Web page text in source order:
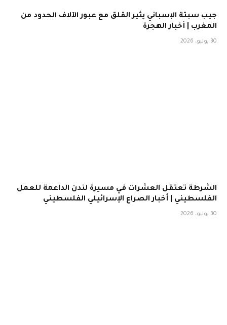
جيب سبتة الإسباني يثير القلق مع عبور الآلاف الحدود من
المغرب | أخبار الهجرة
30 يوليو، 2026
الشرطة تعتقل العشرات في مسيرة لندن الداعمة للعمل
الفلسطيني | أخبار الصراع الإسرائيلي الفلسطيني
30 يوليو، 2026